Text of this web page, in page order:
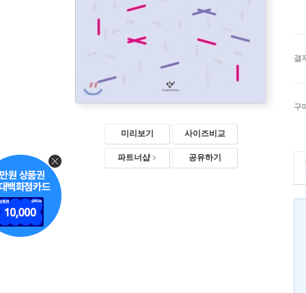
미리보기 사이즈비교
파트너샵 공유하기
결
구